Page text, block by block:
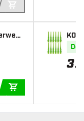
DODAJ DO
3zł